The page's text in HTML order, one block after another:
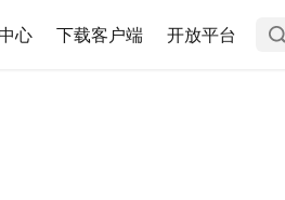
心 下载客户端 开放平台